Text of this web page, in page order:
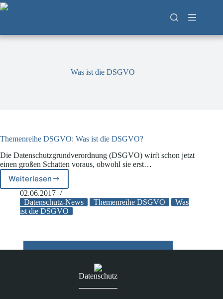
Zum
Inhalt
Was ist die DSGVO
Themenreihe DSGVO: Was ist die DSGVO?
Die Datenschutzgrundverordnung (DSGVO) wirft schon jetzt
einen großen Schatten voraus, obwohl sie erst…
WeiterlesenThemenreihe
DSGVO:
Was
ist
02.06.2017
Datenschutz-News
Themenreihe DSGVO
Was
ist die DSGVO
Datenschutz